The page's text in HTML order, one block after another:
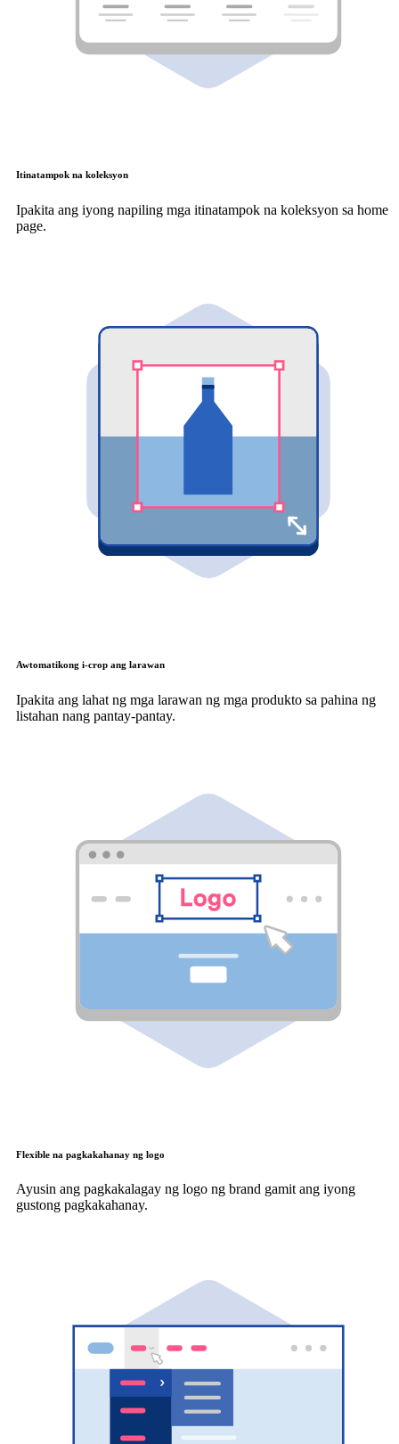
Itinatampok na koleksyon
Ipakita ang iyong napiling mga itinatampok na koleksyon sa home
page.
Awtomatikong i-crop ang larawan
Ipakita ang lahat ng mga larawan ng mga produkto sa pahina ng
listahan nang pantay-pantay.
Flexible na pagkakahanay ng logo
Ayusin ang pagkakalagay ng logo ng brand gamit ang iyong
gustong pagkakahanay.